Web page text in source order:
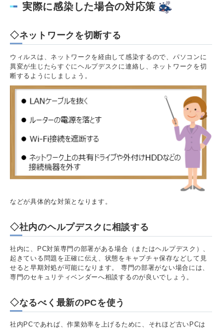
実際に感染した場合の対応策
◇ネットワークを切断する
ウィルスは、ネットワークを経由して感染するので、パソコンに
異変が生じたらすぐにヘルプデスクに連絡し、ネットワークを切
断するようにしましょう。
などが具体的な対策となります。
◇社内のヘルプデスクに相談する
社内に、PC対策専門の部署がある場合（またはヘルプデスク）、
起きている問題を正確に伝え、状態をキャプチャ保存などして見
せると早期対処が可能になります。 専門の部署がない場合には、
専門のセキュリティベンダーへ相談するのが良いでしょう。
◇なるべく最新のPCを使う
社内PCであれば、作業効率を上げるために、それほど古いPCは